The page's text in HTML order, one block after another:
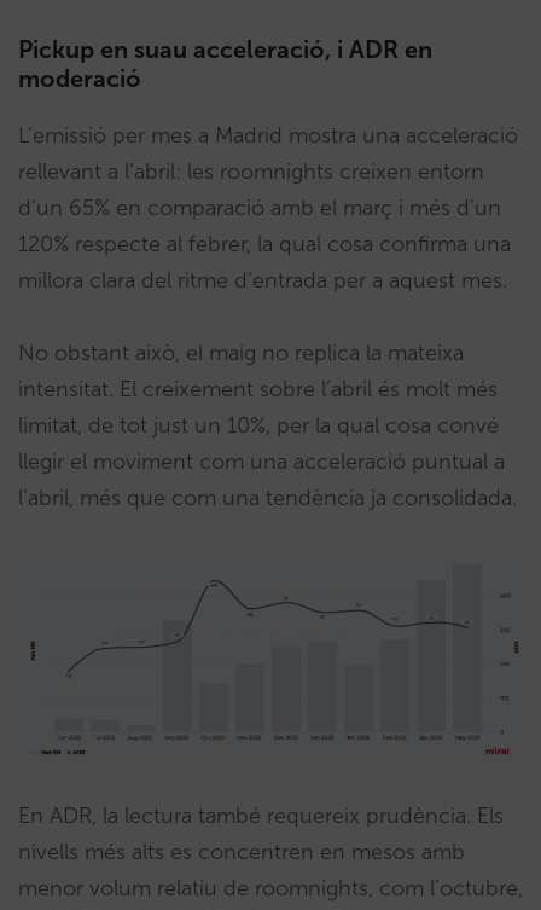
Pickup en suau acceleració, i ADR en
moderació
L’emissió per mes a Madrid mostra una acceleració
rellevant a l’abril: les roomnights creixen entorn
d’un 65% en comparació amb el març i més d’un
120% respecte al febrer, la qual cosa confirma una
millora clara del ritme d’entrada per a aquest mes.
No obstant això, el maig no replica la mateixa
intensitat. El creixement sobre l’abril és molt més
limitat, de tot just un 10%, per la qual cosa convé
llegir el moviment com una acceleració puntual a
l’abril, més que com una tendència ja consolidada.
En ADR, la lectura també requereix prudència. Els
nivells més alts es concentren en mesos amb
menor volum relatiu de roomnights, com l’octubre,